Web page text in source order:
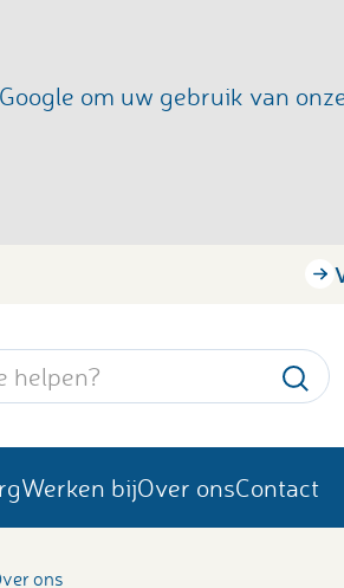
om uw gebruik van
Werken bijOver onsContact
ons